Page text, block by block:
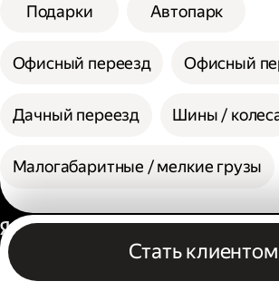
Подарки Автопарк
Офисный переезд Офисный
Дачный переезд Шины /
Малогабаритные / мелкие грузы
Стать клиентом
Бизнесу